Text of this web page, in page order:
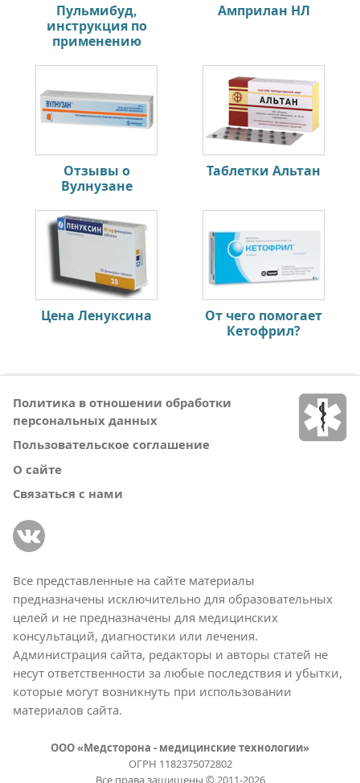
Пульмибуд,
инструкция по
применению
Амприлан НЛ
Отзывы о
Вулнузане
Таблетки Альтан
Цена Ленуксина
От чего помогает
Кетофрил?
Политика в отношении обработки
персональных данных
Пользовательское соглашение
О сайте
Связаться с нами
Все представленные на сайте материалы
предназначены исключительно для образовательных
целей и не предназначены для медицинских
консультаций, диагностики или лечения.
Администрация сайта, редакторы и авторы статей не
несут ответственности за любые последствия и убытки,
которые могут возникнуть при использовании
материалов сайта.
ООО «Медсторона - медицинские технологии»
ОГРН 1182375072802
Все права защищены © 2011-2026